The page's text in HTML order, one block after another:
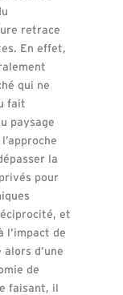
retrace
En effet,
qui ne
fait
paysage
la
pour
et
l’impact de
d’une
de
faisant, il